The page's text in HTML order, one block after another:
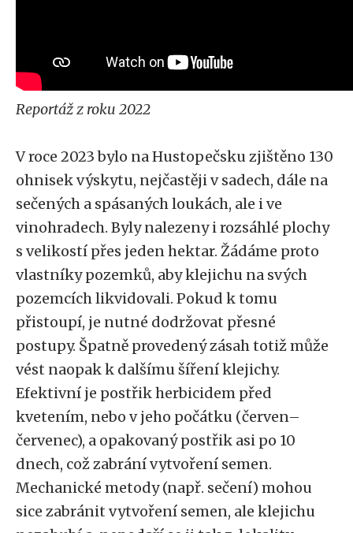
Reportáž z roku 2022
V roce 2023 bylo na Hustopečsku zjištěno 130
ohnisek výskytu, nejčastěji v sadech, dále na
sečených a spásaných loukách, ale i ve
vinohradech. Byly nalezeny i rozsáhlé plochy
s velikostí přes jeden hektar. Žádáme proto
vlastníky pozemků, aby klejichu na svých
pozemcích likvidovali. Pokud k tomu
přistoupí, je nutné dodržovat přesné
postupy. Špatně provedený zásah totiž může
vést naopak k dalšímu šíření klejichy.
Efektivní je postřik herbicidem před
kvetením, nebo v jeho počátku (červen–
červenec), a opakovaný postřik asi po 10
dnech, což zabrání vytvoření semen.
Mechanické metody (např. sečení) mohou
sice zabránit vytvoření semen, ale klejichu